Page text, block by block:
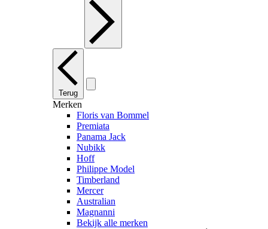
Terug
Merken
Floris van Bommel
Premiata
Panama Jack
Nubikk
Hoff
Philippe Model
Timberland
Mercer
Australian
Magnanni
Bekijk alle merken